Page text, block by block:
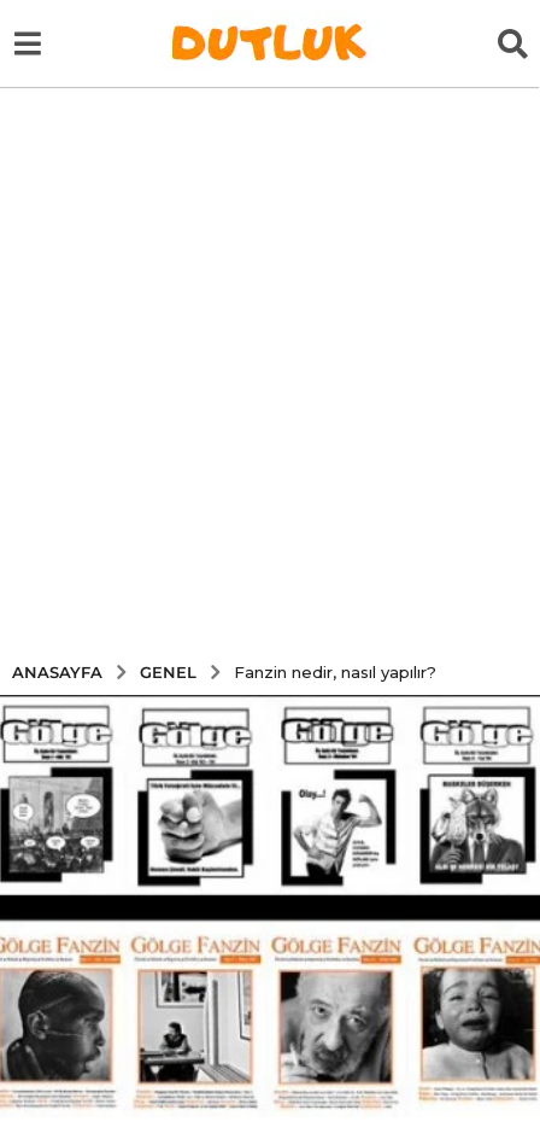
ANASAYFA GENEL Fanzin nedir, nasıl yapılır?